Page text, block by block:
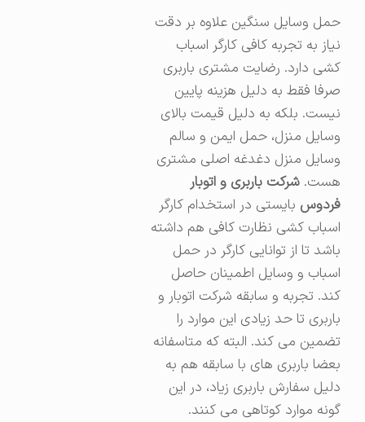
حمل وسایل سنگین علاوه بر دقت
نیاز به تجربه کافی کارگر اسباب
کشی دارد. رضایت مشتری باربری
صرفا فقط به دلیل هزینه پایین
نیست. بلکه به دلیل قیمت بالای
وسایل منزل، حمل ایمن و سالم
وسایل منزل دغدغه اصلی مشتری
هست.شرکت باربری و اتوبار
فردوسبایستی در استخدام کارگر
اسباب کشی نظارت کافی هم داشته
باشد تا از توانایی کارگر در حمل
اسباب و وسایل اطمینان حاصل
کند. تجربه و سابقه شرکت اتوبار و
باربری تا حد زیادی این موارد را
تضمین می کند. البته که متاسفانه
بعضا باربری های با سابقه هم به
دلیل سفارش باربری زیاد، در این
گونه موارد کوتاهی می کنند.